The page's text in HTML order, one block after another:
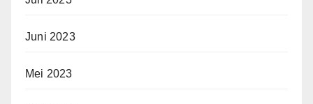
Juni 2023
Mei 2023